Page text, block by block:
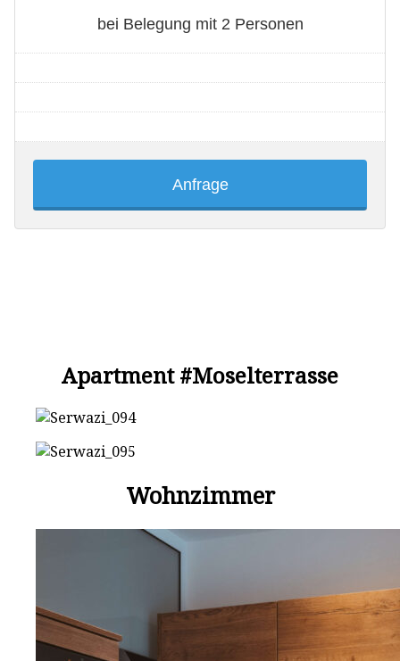
bei Belegung mit 2 Personen
Anfrage
Apartment #Moselterrasse
Wohnzimmer